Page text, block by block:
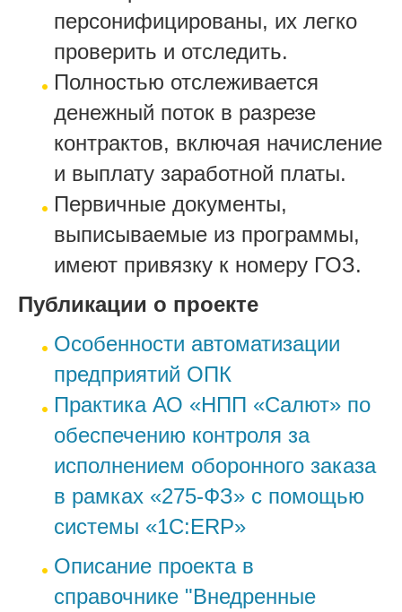
персонифицированы, их легко
проверить и отследить.
Полностью отслеживается
денежный поток в разрезе
контрактов, включая начисление
и выплату заработной платы.
Первичные документы,
выписываемые из программы,
имеют привязку к номеру ГОЗ.
Публикации о проекте
Особенности автоматизации
предприятий ОПК
Практика АО «НПП «Салют» по
обеспечению контроля за
исполнением оборонного заказа
в рамках «275-ФЗ» с помощью
системы «1C:ERP»
Описание проекта в
справочнике "Внедренные